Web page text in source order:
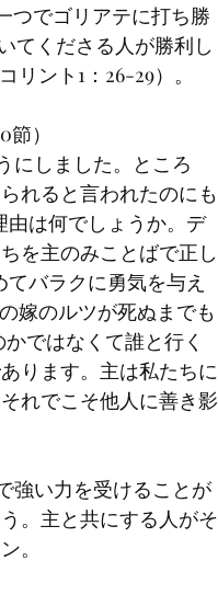
つでゴリアテに打ち勝
てくださる人が勝利し
ント1：26-29）。
）
れると言われたのにも
は何でしょうか。デ
を主のみことばで正し
バラクに勇気を与え
嫁のルツが死ぬまでも
ではなくて誰と行く
ります。主は私たちに
れでこそ他人に善き影
。主と共にする人がそ
。